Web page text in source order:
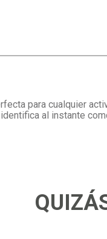
para cualquier
al instante